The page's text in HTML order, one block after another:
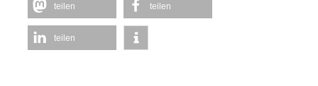
teilen teilen
teilen